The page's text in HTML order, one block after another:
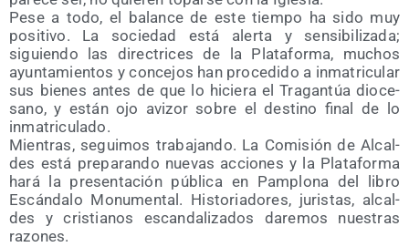
Pese a todo, el balan­ce de este tiem­po ha sido muy
posi­ti­vo. La socie­dad está aler­ta y sen­si­bi­li­za­da;
siguien­do las direc­tri­ces de la Pla­ta­for­ma, muchos
ayun­ta­mien­tos y con­ce­jos han pro­ce­di­do a inma­tri­cu­lar
sus bie­nes antes de que lo hicie­ra el Tra­gan­túa dio­ce­
sano, y están ojo avi­zor sobre el des­tino final de lo
inmatriculado.
Mien­tras, segui­mos tra­ba­jan­do. La Comi­sión de Alcal­
des está pre­pa­ran­do nue­vas accio­nes y la Pla­ta­for­ma
hará la pre­sen­ta­ción públi­ca en Pam­plo­na del libro
Escán­da­lo Monu­men­tal. His­to­ria­do­res, juris­tas, alcal­
des y cris­tia­nos escan­da­li­za­dos dare­mos nues­tras
razones.